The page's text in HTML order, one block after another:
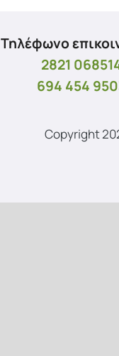
Τηλέφωνο
2821
694 454
Copyright